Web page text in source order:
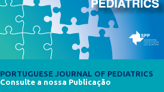
PORTUGUESE JOURNAL OF PEDIATRICS
Consulte a nossa Publicação